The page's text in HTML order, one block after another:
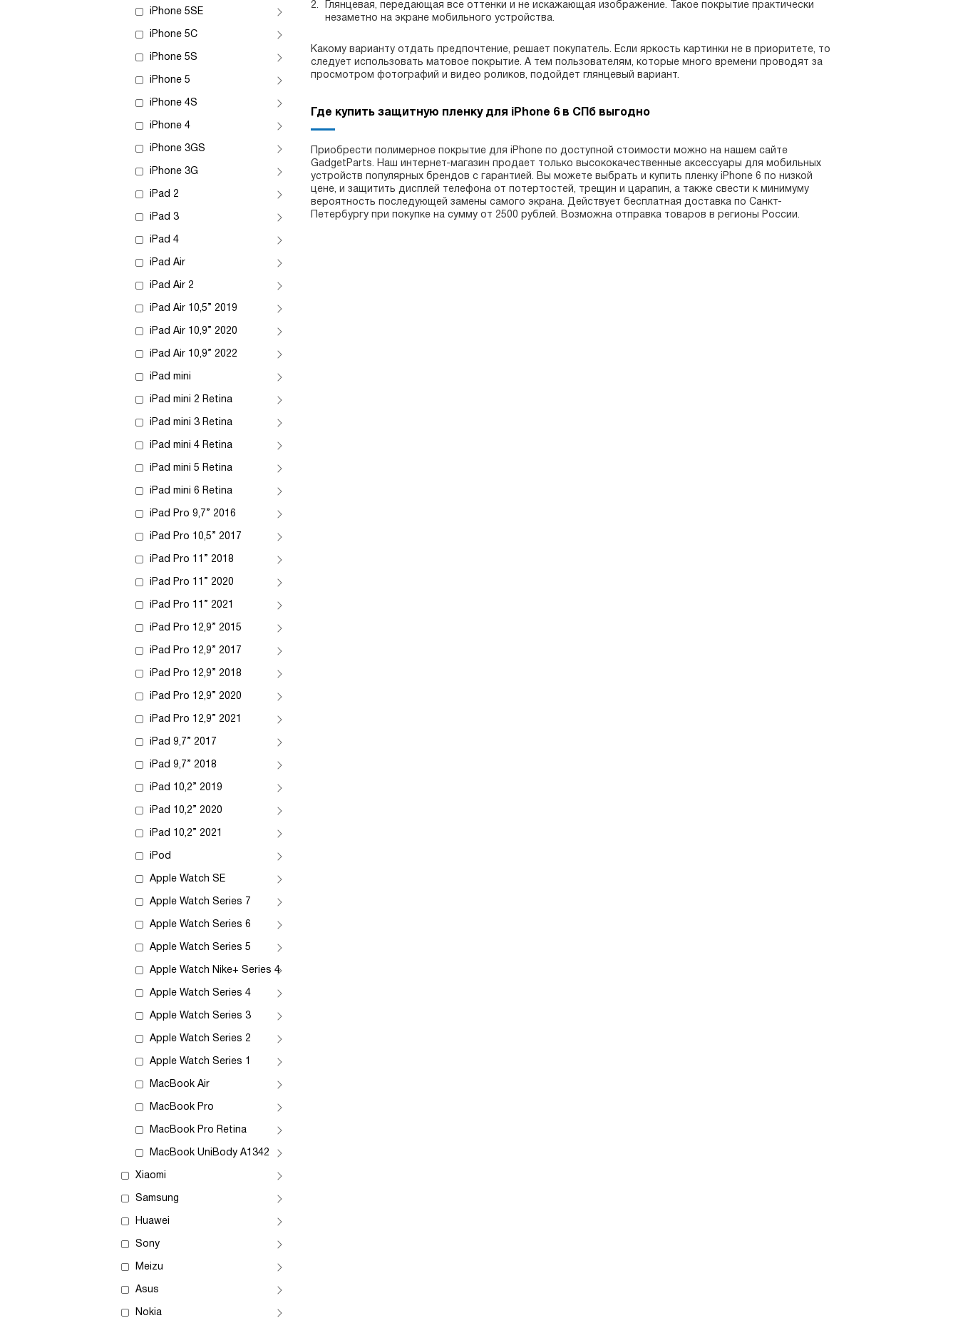
iPhone 5SE
iPhone 5C
iPhone 5S
iPhone 5
iPhone 4S
iPhone 4
iPhone 3GS
iPhone 3G
iPad 2
iPad 3
iPad 4
iPad Air
iPad Air 2
iPad Air 10,5” 2019
iPad Air 10,9” 2020
iPad Air 10,9” 2022
iPad mini
iPad mini 2 Retina
iPad mini 3 Retina
iPad mini 4 Retina
iPad mini 5 Retina
iPad mini 6 Retina
iPad Pro 9,7” 2016
iPad Pro 10,5” 2017
iPad Pro 11” 2018
iPad Pro 11” 2020
iPad Pro 11” 2021
iPad Pro 12,9” 2015
iPad Pro 12,9” 2017
iPad Pro 12,9” 2018
iPad Pro 12,9” 2020
iPad Pro 12,9” 2021
iPad 9,7” 2017
iPad 9,7” 2018
iPad 10,2” 2019
iPad 10,2” 2020
iPad 10,2” 2021
iPod
Apple Watch SE
Apple Watch Series 7
Apple Watch Series 6
Apple Watch Series 5
Apple Watch Nike+ Series 4
Apple Watch Series 4
Apple Watch Series 3
Apple Watch Series 2
Apple Watch Series 1
MacBook Air
MacBook Pro
MacBook Pro Retina
MacBook UniBody A1342
Xiaomi
Samsung
Huawei
Sony
Meizu
Asus
Nokia
Глянцевая, передающая все оттенки и не искажающая изображение. Такое покрытие практически
незаметно на экране мобильного устройства.
Какому варианту отдать предпочтение, решает покупатель. Если яркость картинки не в приоритете, то
следует использовать матовое покрытие. А тем пользователям, которые много времени проводят за
просмотром фотографий и видео роликов, подойдет глянцевый вариант.
Где купить защитную пленку для iPhone 6 в СПб выгодно
Приобрести полимерное покрытие для iPhone по доступной стоимости можно на нашем сайте
GadgetParts. Наш интернет-магазин продает только высококачественные аксессуары для мобильных
устройств популярных брендов с гарантией. Вы можете выбрать и купить пленку iPhone 6 по низкой
цене, и защитить дисплей телефона от потертостей, трещин и царапин, а также свести к минимуму
вероятность последующей замены самого экрана. Действует бесплатная доставка по Санкт-
Петербургу при покупке на сумму от 2500 рублей. Возможна отправка товаров в регионы России.